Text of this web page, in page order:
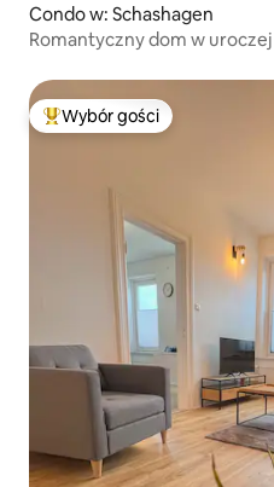
Condo w: Schashagen
Romantyczny dom w
Najpopularniejsze z kategorii
Wybór gości